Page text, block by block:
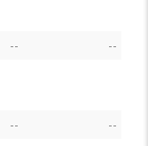
-- --
-- --